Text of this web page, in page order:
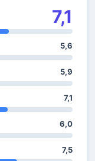
7,1
5,6
5,9
7,1
6,0
7,5